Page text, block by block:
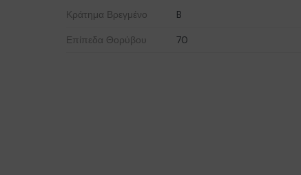
Κράτημα Βρεγμένο B
Επίπεδα Θορύβου 70